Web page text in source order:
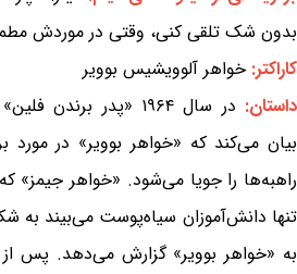
بدون شک تلقی کنی، وقتی در موردش
کاراکتر: خواهر آلوویشیس بوویر
داستان:
در سال ۱۹۶۴ «پدر
بیان می‌کند که «خواهر بوویر» در مورد
راهبه‌ها را جویا می‌شود. «خواهر جیمز»
تنها دانش‌آموزان سیاه‌پوست می‌بیند به
به «خواهر بوویر» گزارش می‌دهد. پس از